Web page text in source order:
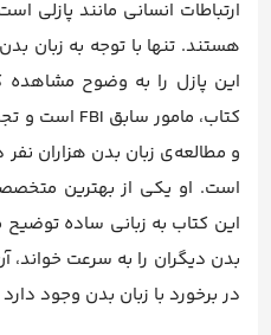
ارتباطات انسانی مانند پازلی
هستند. تنها با توجه به زبان
این پازل را به وضوح مشاهده
و مطالعه‌ی زبان بدن هزاران
است. او یکی از بهترین
این کتاب به زبانی ساده
بدن دیگران را به سرعت خواند،
در برخورد با زبان بدن وجود